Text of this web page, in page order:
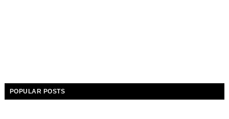
POPULAR POSTS